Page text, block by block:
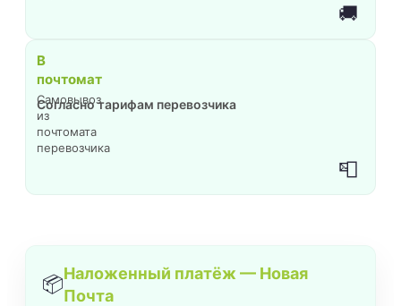
🚚
📮
В
почтомат
Самовывоз
из
почтомата
перевозчика
Согласно тарифам перевозчика
📦Наложенный платёж — Новая
Почта